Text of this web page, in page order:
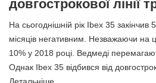
довгострокової лінії
На сьогоднішній рік Ibex 35 закінчив
місяців негативним. Незважаючи на
10% у 2018 році. Ведмеді
Однак Ibex 35 відбився від